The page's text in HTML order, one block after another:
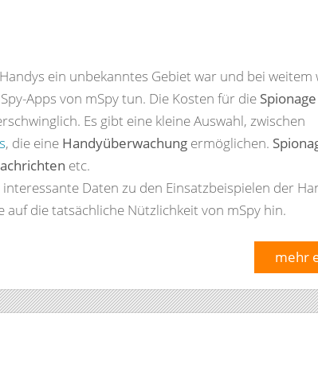
ein unbekanntes Gebiet war und bei weitem
Apps von mSpy tun. Die Kosten für die
Es gibt eine kleine Auswahl, zwischen
, die eine Handyüberwachung ermöglichen.
etc.
Daten zu den Einsatzbeispielen der
die tatsächliche Nützlichkeit von mSpy hin.
mehr